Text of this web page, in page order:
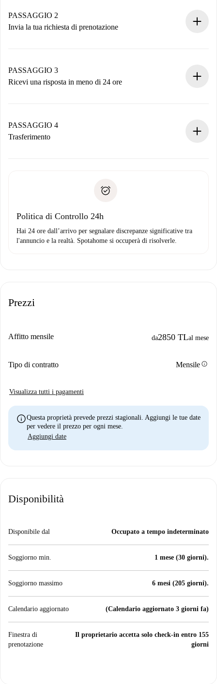
Hai tutte le informazioni necessarie in anticipo.
PASSAGGIO 2
Invia la tua richiesta di prenotazione
non accetta.
PASSAGGIO 3
Ricevi una risposta in meno di 24 ore
contatto con il proprietario.
Se rifiutata: non ti addebiteremo nulla e ti proporremo
Domiciliazione del pagamento
PASSAGGIO 4
Trasferimento
solo se non segnali problemi.
Politica di Controllo 24h
Hai 24 ore dall’arrivo per segnalare discrepanze significative tra
l'annuncio e la realtà. Spotahome si occuperà di risolverle.
Prezzi
Affitto mensile da2850 TLal mese
Tipo di contratto Mensileinfo
Visualizza tutti i pagamenti
infoQuesta proprietà prevede prezzi stagionali. Aggiungi le tue date
per vedere il prezzo per ogni mese.
Aggiungi date
Disponibilità
Disponibile dal Occupato a tempo indeterminato
Soggiorno min. 1 mese (30 giorni).
Soggiorno massimo 6 mesi (205 giorni).
Calendario aggiornato (Calendario aggiornato 3 giorni fa)
Finestra di
prenotazione
Il proprietario accetta solo check-in entro 155
giorni